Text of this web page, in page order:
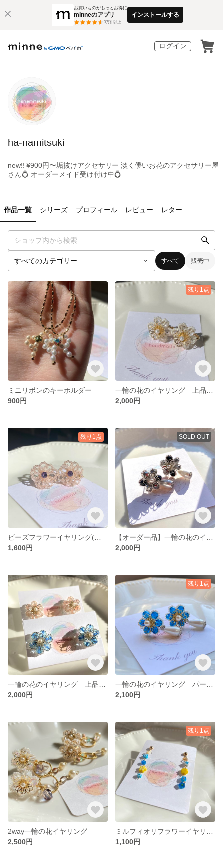
お買いものがもっとお得に
minneのアプリ
3万件以上
インストールする
ログイン
ha-namitsuki
new‼︎ ¥900円〜垢抜けアクセサリー 淡く儚いお花のアクセサリー屋
さん💍 オーダーメイド受け付け中💍
作品一覧 シリーズ プロフィール レビュー レター
すべて 販売中
ミニリボンのキーホルダー
900円
残り1点
2,000円
残り1点
1,600円
SOLD OUT
2,000円
2,000円
残り1点
2,100円
2way一輪の花イヤリング
2,500円
残り1点
1,100円